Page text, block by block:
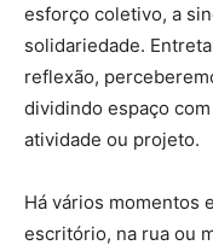
esforço coletivo, a
solidariedade.
reflexão,
dividindo espaço
atividade ou projeto.
Há vários momentos
escritório, na rua ou